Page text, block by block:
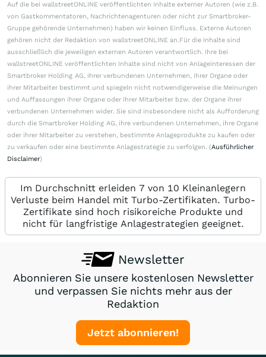
Auf die bei wallstreetONLINE veröffentlichten Inhalte externer Autoren (wie z.B.
von Gastkommentatoren, Nachrichtenagenturen oder nicht zur Smartbroker-
Gruppe gehörende Unternehmen) haben wir keinen Einfluss. Externe Autoren
gehören nicht der Redaktion von wallstreetONLINE an.Für die Inhalte sind
ausschließlich die jeweiligen externen Autoren verantwortlich. Ihre bei
wallstreetONLINE veröffentlichten Inhalte sind nicht von Anlageinteressen der
Smartbroker Holding AG, ihrer verbundenen Unternehmen, ihrer Organe oder
ihrer Mitarbeiter bestimmt und spiegeln nicht notwendigerweise die Meinungen
und Auffassungen ihrer Organe oder ihrer Mitarbeiter bzw. der Organe ihrer
verbundenen Unternehmen wider. Sie sind insbesondere nicht als Aufforderung
durch die Smartbroker Holding AG, ihre verbundenen Unternehmen, ihre Organe
oder ihrer Mitarbeiter zu verstehen, bestimmte Anlageprodukte zu kaufen oder
zu verkaufen oder eine bestimmte Anlagestrategie zu verfolgen. (Ausführlicher
Disclaimer)
Im Durchschnitt erleiden 7 von 10 Kleinanlegern
Verluste beim Handel mit Turbo-Zertifikaten. Turbo-
Zertifikate sind hoch risikoreiche Produkte und
nicht für langfristige Anlagestrategien geeignet.
Newsletter
Abonnieren Sie unsere kostenlosen Newsletter
und verpassen Sie nichts mehr aus der
Redaktion
Jetzt abonnieren!